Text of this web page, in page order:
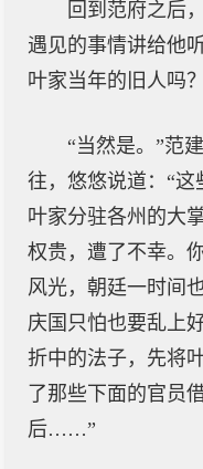
回到范府之后
遇见的事情讲给他
叶家当年的旧人吗
“当然是。”范
往，悠悠说道：“
叶家分驻各州的大
权贵，遭了不幸。
风光，朝廷一时间
庆国只怕也要乱上
折中的法子，先将
了那些下面的官员
后……”